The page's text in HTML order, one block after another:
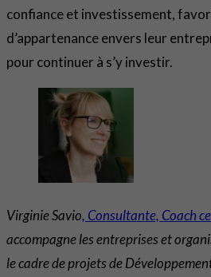
confiance et investissement,
d’appartenance envers leur
pour continuer à s’y investir.
Virginie Savio, Consultante, Coach
accompagne les entreprises et
le cadre de projets de